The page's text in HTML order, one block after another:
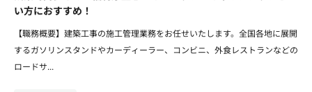
い方におすすめ！
【職務概要】建築工事の施工管理業務をお任せいたします。全国各地に展開
するガソリンスタンドやカーディーラー、コンビニ、外食レストランなどの
ロードサ...